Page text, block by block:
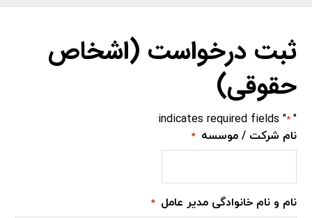
ثبت درخواست (اشخاص
حقوقی)
"
*
" indicates required fields
نام شرکت / موسسه *
نام و نام خانوادگی مدیر عامل *